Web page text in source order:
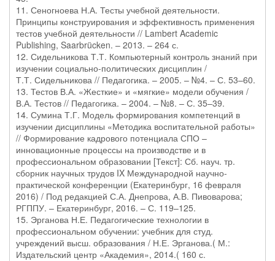
11. Сеногноева Н.А. Тесты учебной деятельности.
Принципы конструирования и эффективность применения
тестов учебной деятельности // Lambert Academic
Publishing, Saarbrücken. – 2013. – 264 с.
12. Сидельникова Т.Т. Компьютерный контроль знаний при
изучении социально-политических дисциплин /
Т.Т. Сидельникова // Педагогика. – 2005. – №4. – С. 53–60.
13. Тестов В.А. «Жесткие» и «мягкие» модели обучения /
В.А. Тестов // Педагогика. – 2004. – №8. – С. 35–39.
14. Сумина Т.Г. Модель формирования компетенций в
изучении дисциплины «Методика воспитательной работы»
// Формирование кадрового потенциала СПО –
инновационные процессы на производстве и в
профессиональном образовании [Текст]: Сб. науч. тр.
сборник научных трудов IX Международной научно-
практической конференции (Екатеринбург, 16 февраля
2016) / Под редакцией С.А. Днепрова, А.В. Пивоварова;
РГППУ. – Екатеринбург, 2016. – С. 119–125.
15. Эрганова Н.Е. Педагогические технологии в
профессиональном обучении: учебник для студ.
учреждений высш. образования / Н.Е. Эрганова.( М.:
Издательский центр «Академия», 2014.( 160 с.